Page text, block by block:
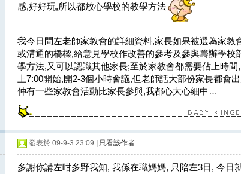
感,好好玩,所以都放心學校的教學方法
我今日問左老師家教會的詳細資料,家長如果被選為家教
或溝通的橋樑,給意見學校作改善的參考及參與籌辦學校
學方法,又可以認識其他家長;至於家教會都需要佔上時
上7:00開始,開2-3個小時會議,但老師話大部份家長都會
仲有一些家教會活動比家長參與,我都心大心細中…
發表於 09-9-3 23:09 只看該作者
多謝你講左咁多野我知, 我係在職媽媽, 只陪左3日, 今日